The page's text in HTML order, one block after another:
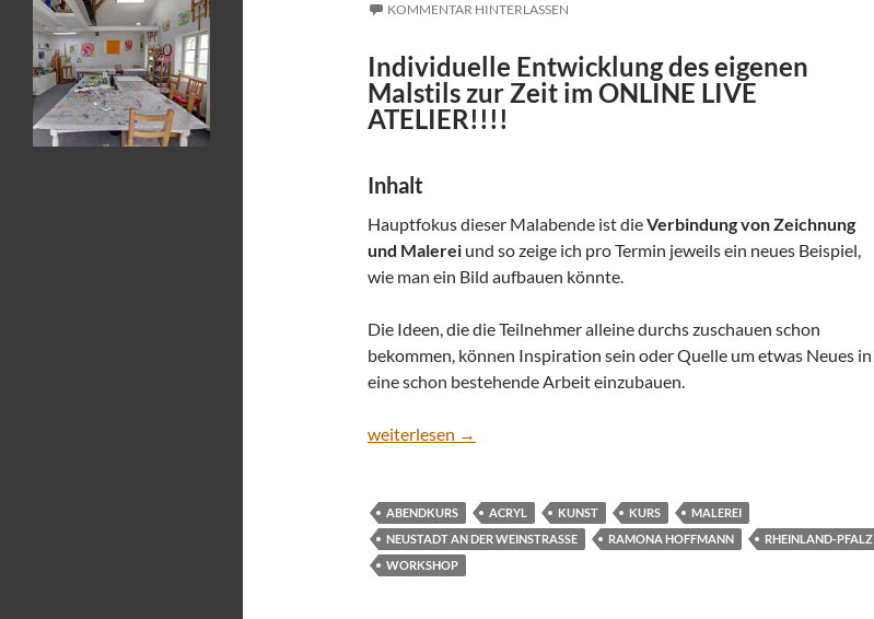
KOMMENTAR HINTERLASSEN
Individuelle Entwicklung des eigenen
Malstils zur Zeit im ONLINE LIVE
ATELIER!!!!
Inhalt
Hauptfokus dieser Malabende ist dieVerbindung von Zeichnung
und Malerei und so zeige ich pro Termin jeweils ein neues Beispiel,
wie man ein Bild aufbauen könnte.
Die Ideen, die die Teilnehmer alleine durchs zuschauen schon
bekommen, können Inspiration sein oder Quelle um etwas Neues in
eine schon bestehende Arbeit einzubauen.
Acrylmalen Online – nn
weiterlesen →
ABENDKURS ACRYL KUNST KURS
MALEREI
NEUSTADT AN DER WEINSTRASSE
RAMONA HOFFMANN
RHEINLAND-PFALZ
WORKSHOP